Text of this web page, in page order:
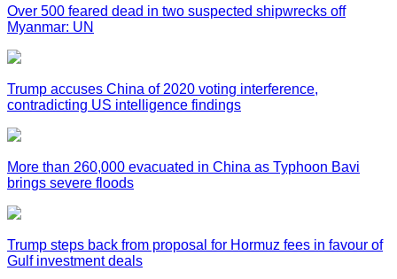
Over 500 feared dead in two suspected shipwrecks off
Myanmar: UN
Trump accuses China of 2020 voting interference,
contradicting US intelligence findings
More than 260,000 evacuated in China as Typhoon Bavi
brings severe floods
Trump steps back from proposal for Hormuz fees in favour of
Gulf investment deals